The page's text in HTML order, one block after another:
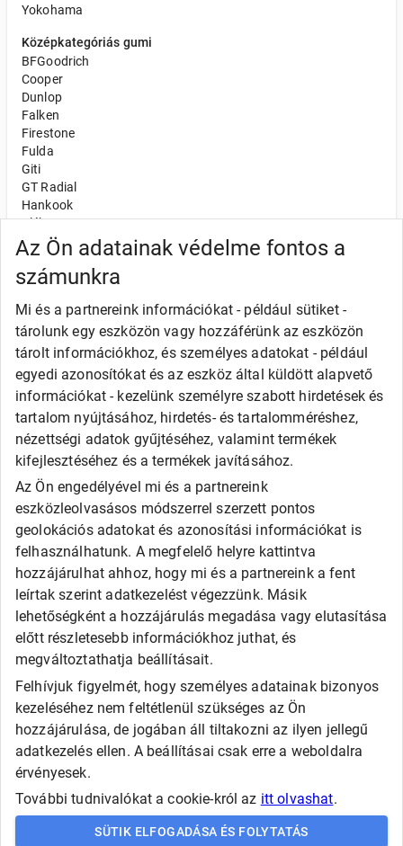
Az Ön adatainak védelme fontos a
számunkra
Mi és a partnereink információkat - például sütiket -
tárolunk egy eszközön vagy hozzáférünk az eszközön
tárolt információkhoz, és személyes adatokat - például
egyedi azonosítókat és az eszköz által küldött alapvető
információkat - kezelünk személyre szabott hirdetések és
tartalom nyújtásához, hirdetés- és tartalomméréshez,
nézettségi adatok gyűjtéséhez, valamint termékek
kifejlesztéséhez és a termékek javításához.
Az Ön engedélyével mi és a partnereink
eszközleolvasásos módszerrel szerzett pontos
geolokációs adatokat és azonosítási információkat is
felhasználhatunk. A megfelelő helyre kattintva
hozzájárulhat ahhoz, hogy mi és a partnereink a fent
leírtak szerint adatkezelést végezzünk. Másik
lehetőségként a hozzájárulás megadása vagy elutasítása
előtt részletesebb információkhoz juthat, és
megváltoztathatja beállításait.
Felhívjuk figyelmét, hogy személyes adatainak bizonyos
kezeléséhez nem feltétlenül szükséges az Ön
hozzájárulása, de jogában áll tiltakozni az ilyen jellegű
adatkezelés ellen. A beállításai csak erre a weboldalra
érvényesek.
További tudnivalókat a cookie-król az itt olvashat.
SÜTIK ELFOGADÁSA ÉS FOLYTATÁS
Yokohama
Középkategóriás gumi
BFGoodrich
Cooper
Dunlop
Falken
Firestone
Fulda
Giti
GT Radial
Hankook
Kléber
Kumho
Nexen
Semperit
Uniroyal
Olcsó gumi
Apollo
Barum
Debica
Fortune
General
Goodride
Kingstar
Laufenn
LEAO
Matador
Roadx
Rovelo
Runway
Sailun
SECURITY
Taurus
Tigar
Triangle
Viking
Westlake
Copyright © Automax